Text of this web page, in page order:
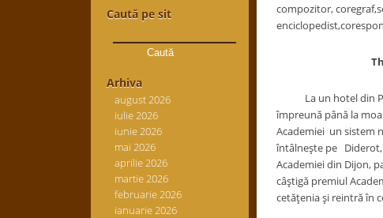
Caută pe sit
după:
Arhiva
august 2026
iulie 2026
iunie 2026
mai 2026
aprilie 2026
martie 2026
februarie 2026
ianuarie 2026
compozitor,
La un hotel din
împreună până la
Academiei un sistem
întâlneşte pe Diderot,
Academiei din Dijon,
câştigă premiul
cetăţenia şi reintră în